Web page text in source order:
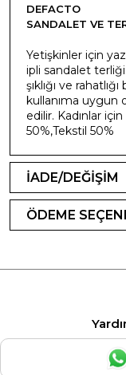
DEFACTO
SANDALET VE
Yetişkinler için
ipli sandalet
şıklığı ve
kullanıma uygun
edilir. Kadınlar
50%,Tekstil 50%
İADE/DEĞİŞİM
ÖDEME